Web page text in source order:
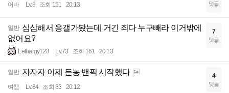
어바 Lv.8 조회 151 20:13 댓글
일반 심심해서 응갤가봤는데 거긴 죄다 누구빼라 이거밖에
없어요?
Lethargy123 Lv.73 조회 161 20:13
7
댓글
일반 자자자 이제 든농 밴픽 시작했다
여챔 Lv.84 조회 83 20:12
4
댓글